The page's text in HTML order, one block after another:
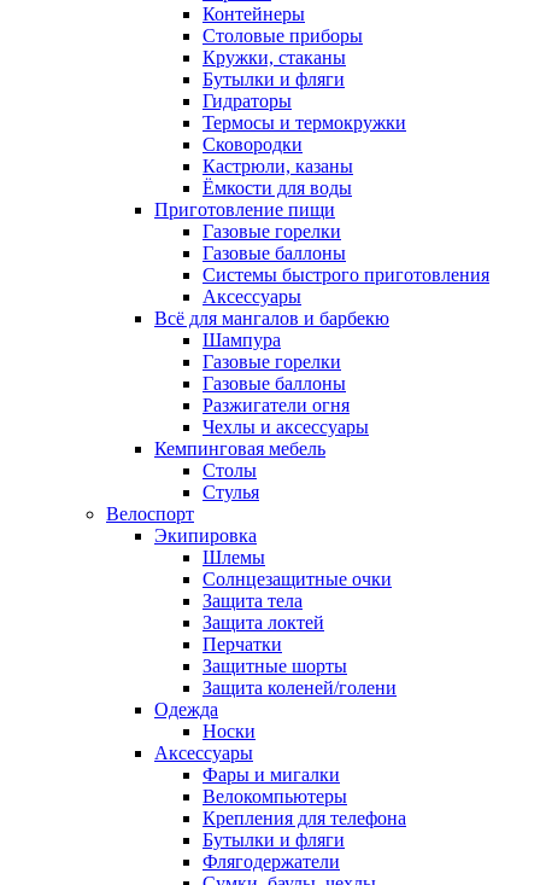
Контейнеры
Столовые приборы
Кружки, стаканы
Бутылки и фляги
Гидраторы
Термосы и термокружки
Сковородки
Кастрюли, казаны
Ёмкости для воды
Приготовление пищи
Газовые горелки
Газовые баллоны
Системы быстрого приготовления
Аксессуары
Всё для мангалов и барбекю
Шампура
Газовые горелки
Газовые баллоны
Разжигатели огня
Чехлы и аксессуары
Кемпинговая мебель
Столы
Стулья
Велоспорт
Экипировка
Шлемы
Солнцезащитные очки
Защита тела
Защита локтей
Перчатки
Защитные шорты
Защита коленей/голени
Одежда
Носки
Аксессуары
Фары и мигалки
Велокомпьютеры
Крепления для телефона
Бутылки и фляги
Флягодержатели